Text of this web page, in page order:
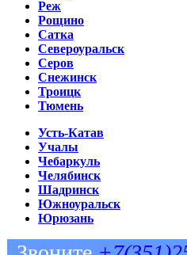
Реж
Рощино
Сатка
Североуральск
Серов
Снежинск
Троицк
Тюмень
Усть-Катав
Учалы
Чебаркуль
Челябинск
Шадринск
Южноуральск
Юрюзань